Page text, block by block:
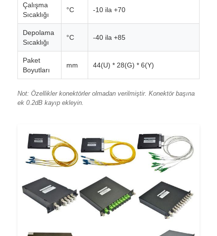
Çalışma
Sıcaklığı
°C -10 ila +70
Depolama
Sıcaklığı
°C -40 ila +85
Paket
Boyutları
mm 44(U) * 28(G) * 6(Y)
Not: Özellikler konektörler olmadan verilmiştir. Konektör başına
ek 0.2dB kayıp ekleyin.